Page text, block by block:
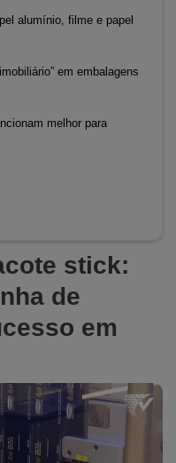
alumínio, filme e papel
em embalagens
melhor para
stick:
de
em